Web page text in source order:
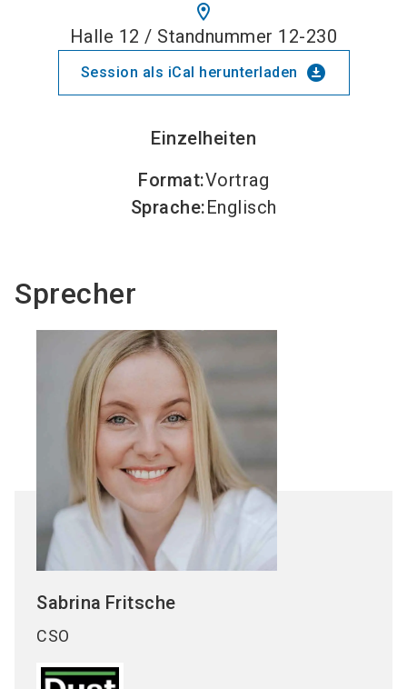
location_on
Halle 12 / Standnummer 12-230
Session als iCal herunterladen download_for_offline
Einzelheiten
Format:Vortrag
Sprache:Englisch
Sprecher
Sabrina Fritsche
CSO